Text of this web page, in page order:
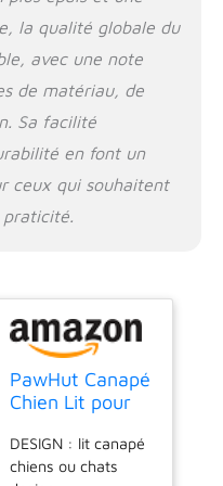
la qualité globale du
avec une note
de matériau, de
Sa facilité
en font un
ceux qui souhaitent
PawHut Canapé
Chien Lit pour
Velours 98L x
60l x 35H cm
DESIGN : lit canapé
chiens ou chats